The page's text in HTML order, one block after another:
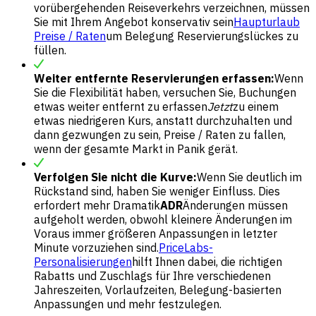
vorübergehenden Reiseverkehrs verzeichnen, müssen
Sie mit Ihrem Angebot konservativ seinHaupturlaub
Preise / Ratenum Belegung Reservierungslückes zu
füllen.
Weiter entfernte Reservierungen erfassen:Wenn
Sie die Flexibilität haben, versuchen Sie, Buchungen
etwas weiter entfernt zu erfassenJetztzu einem
etwas niedrigeren Kurs, anstatt durchzuhalten und
dann gezwungen zu sein, Preise / Raten zu fallen,
wenn der gesamte Markt in Panik gerät.
Verfolgen Sie nicht die Kurve:Wenn Sie deutlich im
Rückstand sind, haben Sie weniger Einfluss. Dies
erfordert mehr DramatikADRÄnderungen müssen
aufgeholt werden, obwohl kleinere Änderungen im
Voraus immer größeren Anpassungen in letzter
Minute vorzuziehen sind.PriceLabs-
Personalisierungenhilft Ihnen dabei, die richtigen
Rabatts und Zuschlags für Ihre verschiedenen
Jahreszeiten, Vorlaufzeiten, Belegung-basierten
Anpassungen und mehr festzulegen.